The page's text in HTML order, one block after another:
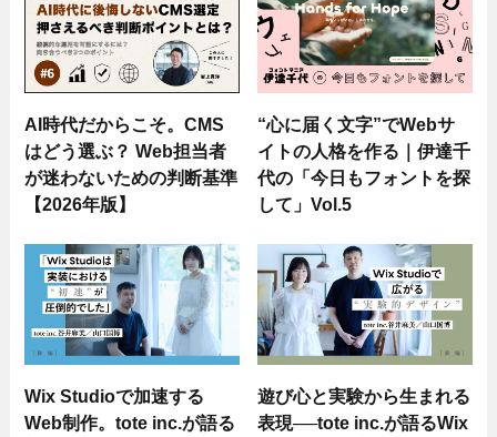
AI時代だからこそ。CMS
はどう選ぶ？ Web担当者
が迷わないための判断基準
【2026年版】
“心に届く文字”でWebサ
イトの人格を作る｜伊達千
代の「今日もフォントを探
して」Vol.5
Wix Studioで加速する
Web制作。tote inc.が語る
遊び心と実験から生まれる
表現──tote inc.が語るWix